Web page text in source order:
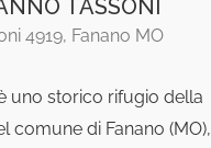
TASSONI
4919, Fanano MO
uno storico rifugio della
comune di Fanano (MO),